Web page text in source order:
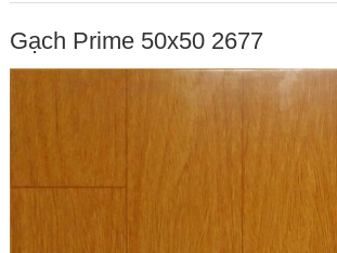
Gạch Prime 50x50 2677